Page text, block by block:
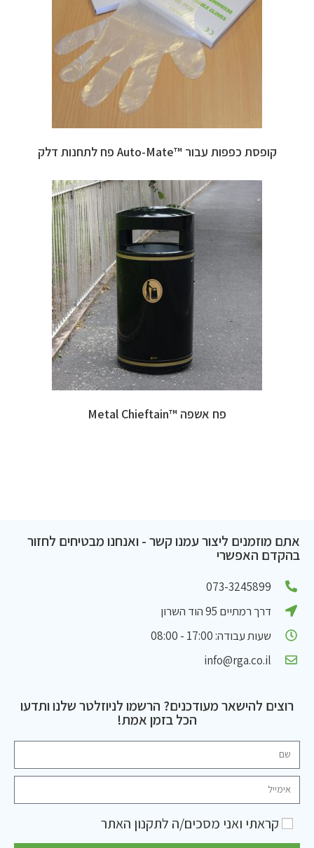
קופסת כפפות עבור ™Auto-Mate פח לתחנות דלק
פח אשפה ™Metal Chieftain
אתם מוזמנים ליצור עמנו קשר - ואנחנו מבטיחים לחזור
בהקדם האפשרי
073-3245899
דרך רמתיים 95 הוד השרון
שעות עבודה: 17:00 - 08:00
info@rga.co.il
רוצים להישאר מעודכנים? הרשמו לניוזלטר שלנו ותדעו
הכל בזמן אמת!
קראתי ואני מסכים/ה לתקנון האתר